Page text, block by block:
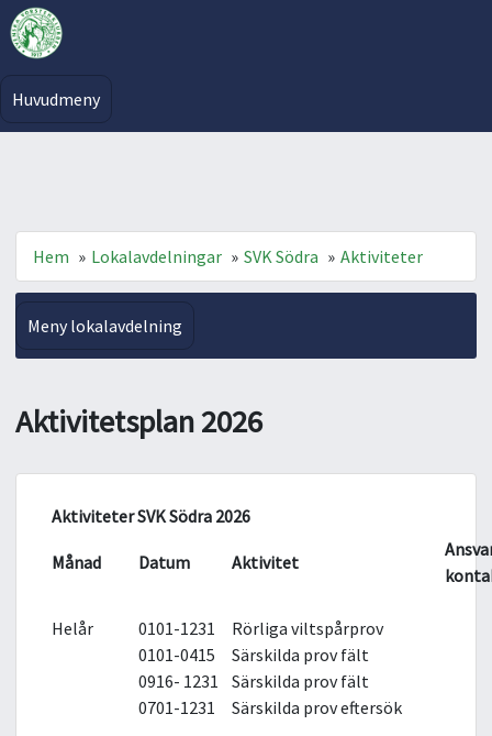
Huvudmeny
Hem » Lokalavdelningar » SVK Södra » Aktiviteter
Meny lokalavdelning
Aktivitetsplan 2026
Aktiviteter SVK Södra 2026
Månad Datum Aktivitet
Helår 0101-1231
Rörliga viltspårprov
0101-0415
Särskilda prov fält
0916- 1231
Särskilda prov fält
0701-1231
Särskilda prov eftersök